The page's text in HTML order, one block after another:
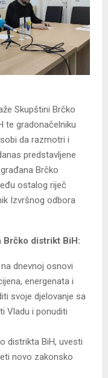
Skupštini Brčko
te gradonačelniku
da razmotri i
predstavljene
Brčko
ostalog riječ
Izvršnog odbora
Brčko distrikt BiH:
dnevnoj osnovi
energenata i
svoje djelovanje sa
Vladu i ponuditi
distrikta BiH, uvesti
novo zakonsko